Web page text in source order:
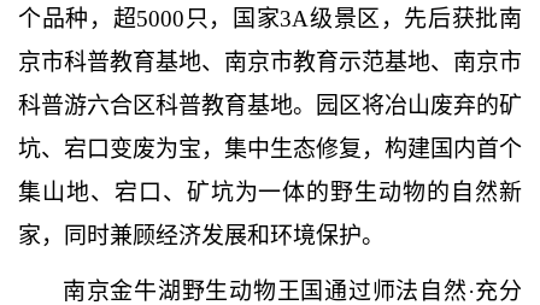
个品种，超5000只，国家3A级景区，先后获批南
京市科普教育基地、南京市教育示范基地、南京市
科普游六合区科普教育基地。园区将冶山废弃的矿
坑、宕口变废为宝，集中生态修复，构建国内首个
集山地、宕口、矿坑为一体的野生动物的自然新
家，同时兼顾经济发展和环境保护。
南京金牛湖野生动物王国通过师法自然·充分